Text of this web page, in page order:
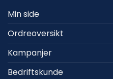
Min side
Ordreoversikt
Kampanjer
Bedriftskunde